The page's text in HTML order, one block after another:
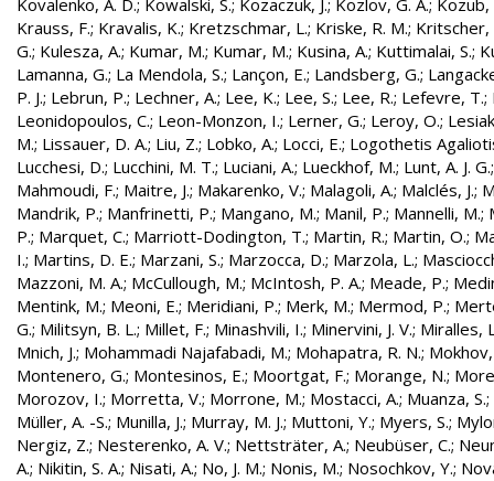
Kovalenko, A. D.; Kowalski, S.; Kozaczuk, J.; Kozlov, G. A.; Kozub,
Krauss, F.; Kravalis, K.; Kretzschmar, L.; Kriske, R. M.; Kritscher,
G.; Kulesza, A.; Kumar, M.; Kumar, M.; Kusina, A.; Kuttimalai, S.;
Lamanna, G.; La Mendola, S.; Lançon, E.; Landsberg, G.;
P. J.; Lebrun, P.; Lechner, A.; Lee, K.; Lee, S.; Lee, R.; Lefevre, T.;
Leonidopoulos, C.; Leon-Monzon, I.; Lerner, G.; Leroy, O.;
M.; Lissauer, D. A.; Liu, Z.; Lobko, A.; Locci, E.; Logothetis
Lucchesi, D.; Lucchini, M. T.; Luciani, A.; Lueckhof, M.; Lunt, A. J. G.
Mahmoudi, F.; Maitre, J.; Makarenko, V.; Malagoli, A.; Malclés, J.;
Mandrik, P.; Manfrinetti, P.; Mangano, M.; Manil, P.; Mannelli, M.;
P.; Marquet, C.; Marriott-Dodington, T.; Martin, R.; Martin, O.;
I.; Martins, D. E.; Marzani, S.; Marzocca, D.; Marzola, L.;
Mazzoni, M. A.; McCullough, M.; McIntosh, P. A.; Meade, P.;
Mentink, M.; Meoni, E.; Meridiani, P.; Merk, M.; Mermod, P.;
G.; Militsyn, B. L.; Millet, F.; Minashvili, I.; Minervini, J. V.; Miralles,
Mnich, J.; Mohammadi Najafabadi, M.; Mohapatra, R. N.;
Montenero, G.; Montesinos, E.; Moortgat, F.; Morange, N.;
Morozov, I.; Morretta, V.; Morrone, M.; Mostacci, A.; Muanza, S.;
Müller, A. -S.; Munilla, J.; Murray, M. J.; Muttoni, Y.; Myers, S.;
Nergiz, Z.; Nesterenko, A. V.; Nettsträter, A.; Neubüser, C.;
A.; Nikitin, S. A.; Nisati, A.; No, J. M.; Nonis, M.; Nosochkov, Y.;